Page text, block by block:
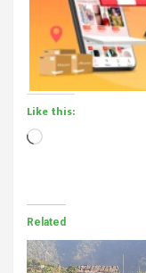
Like this:
Loading…
Related